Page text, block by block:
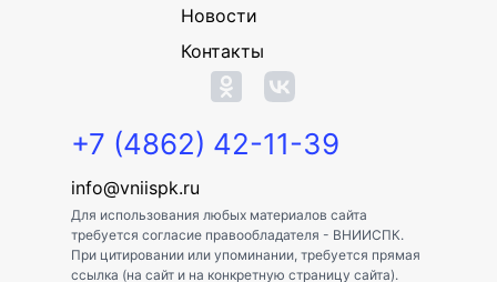
Новости
Контакты
+7 (4862) 42-11-39
info@vniispk.ru
Для использования любых материалов сайта
требуется согласие правообладателя - ВНИИСПК.
При цитировании или упоминании, требуется прямая
ссылка (на сайт и на конкретную страницу сайта).